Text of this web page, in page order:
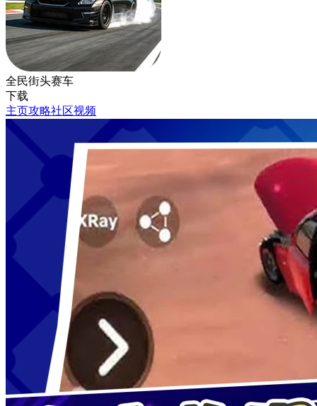
全民街头赛车
下载
主页攻略社区视频